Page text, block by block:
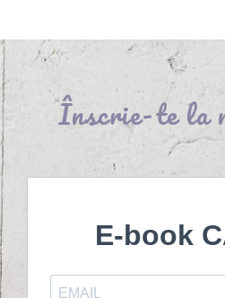
Înscrie-te la